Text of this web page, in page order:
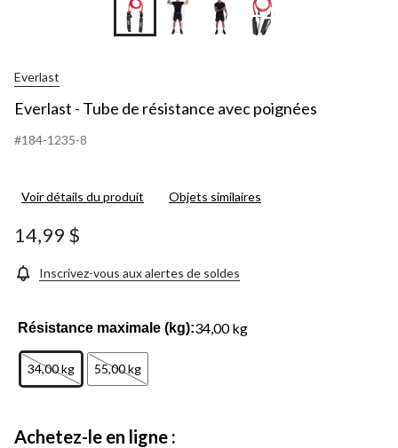
+4
Everlast
Everlast - Tube de résistance avec poignées
#184-1235-8
Voir détails du produit Objets similaires
14,99 $
Inscrivez-vous aux alertes de soldes
Résistance maximale (kg):34,00 kg
34,00 kg 55,00 kg
Achetez-le en ligne :